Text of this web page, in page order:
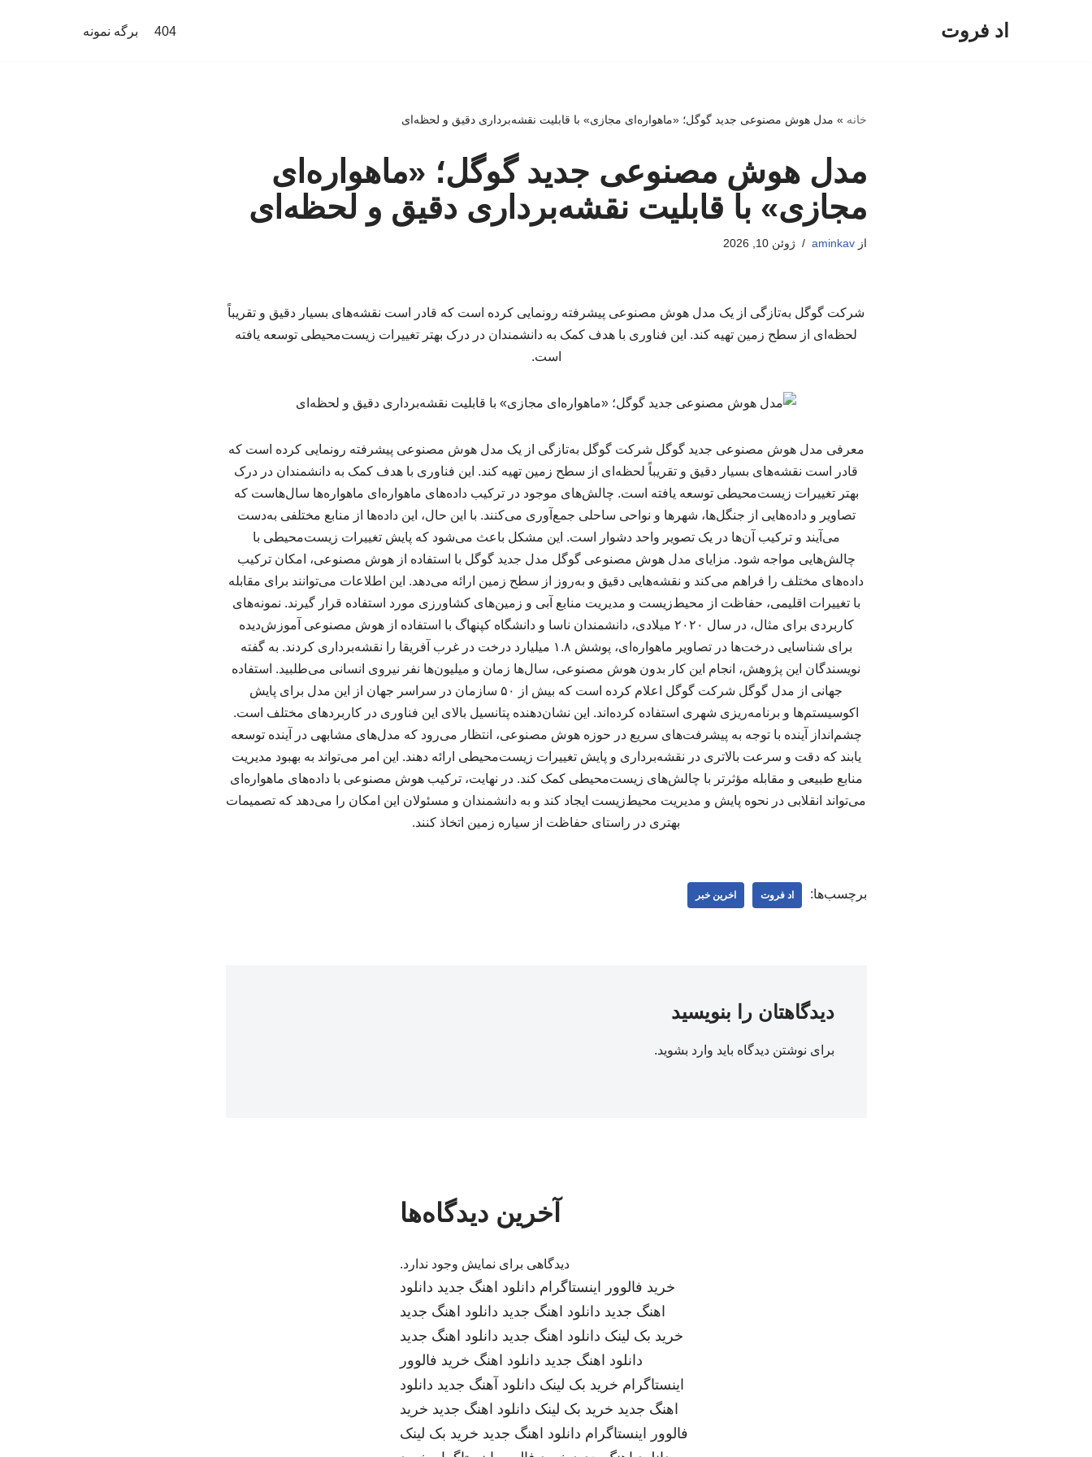
اد فروت 404 برگه نمونه
خانه » مدل هوش مصنوعی جدید گوگل؛ «ماهواره‌ای مجازی» با قابلیت نقشه‌برداری دقیق و لحظه‌ای
مدل هوش مصنوعی جدید گوگل؛ «ماهواره‌ای
مجازی» با قابلیت نقشه‌برداری دقیق و لحظه‌ای
ازaminkav ژوئن 10, 2026
شرکت گوگل به‌تازگی از یک مدل هوش مصنوعی پیشرفته رونمایی کرده است که قادر است نقشه‌های بسیار دقیق و تقریباً
لحظه‌ای از سطح زمین تهیه کند. این فناوری با هدف کمک به دانشمندان در درک بهتر تغییرات زیست‌محیطی توسعه یافته
است.
معرفی مدل هوش مصنوعی جدید گوگل شرکت گوگل به‌تازگی از یک مدل هوش مصنوعی پیشرفته رونمایی کرده است که
قادر است نقشه‌های بسیار دقیق و تقریباً لحظه‌ای از سطح زمین تهیه کند. این فناوری با هدف کمک به دانشمندان در درک
بهتر تغییرات زیست‌محیطی توسعه یافته است. چالش‌های موجود در ترکیب داده‌های ماهواره‌ای ماهواره‌ها سال‌هاست که
تصاویر و داده‌هایی از جنگل‌ها، شهرها و نواحی ساحلی جمع‌آوری می‌کنند. با این حال، این داده‌ها از منابع مختلفی به‌دست
می‌آیند و ترکیب آن‌ها در یک تصویر واحد دشوار است. این مشکل باعث می‌شود که پایش تغییرات زیست‌محیطی با
چالش‌هایی مواجه شود. مزایای مدل هوش مصنوعی گوگل مدل جدید گوگل با استفاده از هوش مصنوعی، امکان ترکیب
داده‌های مختلف را فراهم می‌کند و نقشه‌هایی دقیق و به‌روز از سطح زمین ارائه می‌دهد. این اطلاعات می‌توانند برای مقابله
با تغییرات اقلیمی، حفاظت از محیط‌زیست و مدیریت منابع آبی و زمین‌های کشاورزی مورد استفاده قرار گیرند. نمونه‌های
کاربردی برای مثال، در سال ۲۰۲۰ میلادی، دانشمندان ناسا و دانشگاه کپنهاگ با استفاده از هوش مصنوعی آموزش‌دیده
برای شناسایی درخت‌ها در تصاویر ماهواره‌ای، پوشش ۱.۸ میلیارد درخت در غرب آفریقا را نقشه‌برداری کردند. به گفته
نویسندگان این پژوهش، انجام این کار بدون هوش مصنوعی، سال‌ها زمان و میلیون‌ها نفر نیروی انسانی می‌طلبید. استفاده
جهانی از مدل گوگل شرکت گوگل اعلام کرده است که بیش از ۵۰ سازمان در سراسر جهان از این مدل برای پایش
اکوسیستم‌ها و برنامه‌ریزی شهری استفاده کرده‌اند. این نشان‌دهنده پتانسیل بالای این فناوری در کاربردهای مختلف است.
چشم‌انداز آینده با توجه به پیشرفت‌های سریع در حوزه هوش مصنوعی، انتظار می‌رود که مدل‌های مشابهی در آینده توسعه
یابند که دقت و سرعت بالاتری در نقشه‌برداری و پایش تغییرات زیست‌محیطی ارائه دهند. این امر می‌تواند به بهبود مدیریت
منابع طبیعی و مقابله مؤثرتر با چالش‌های زیست‌محیطی کمک کند. در نهایت، ترکیب هوش مصنوعی با داده‌های ماهواره‌ای
می‌تواند انقلابی در نحوه پایش و مدیریت محیط‌زیست ایجاد کند و به دانشمندان و مسئولان این امکان را می‌دهد که تصمیمات
بهتری در راستای حفاظت از سیاره زمین اتخاذ کنند.
برچسب‌ها: اد فروت اخرین خبر
دیدگاهتان را بنویسید
برای نوشتن دیدگاه باید وارد بشوید.
آخرین دیدگاه‌ها
دیدگاهی برای نمایش وجود ندارد.
خرید فالوور اینستاگرام دانلود اهنگ جدید دانلود
اهنگ جدید دانلود اهنگ جدید دانلود اهنگ جدید
خرید بک لینک دانلود اهنگ جدید دانلود اهنگ جدید
دانلود اهنگ جدید دانلود اهنگ خرید فالوور
اینستاگرام خرید بک لینک دانلود آهنگ جدید دانلود
اهنگ جدید خرید بک لینک دانلود اهنگ جدید خرید
فالوور اینستاگرام دانلود اهنگ جدید خرید بک لینک